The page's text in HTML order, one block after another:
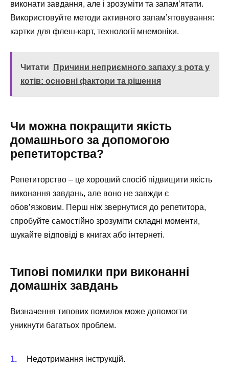
виконати завдання, але і зрозуміти та запам’ятати.
Використовуйте методи активного запам’ятовування:
картки для флеш-карт, технології мнемоніки.
Читати
Причини неприємного запаху з рота у
котів: основні фактори та рішення
Чи можна покращити якість
домашнього за допомогою
репетиторства?
Репетиторство – це хороший спосіб підвищити якість
виконання завдань, але воно не завжди є
обов’язковим. Перш ніж звернутися до репетитора,
спробуйте самостійно зрозуміти складні моменти,
шукайте відповіді в книгах або інтернеті.
Типові помилки при виконанні
домашніх завдань
Визначення типових помилок може допомогти
уникнути багатьох проблем.
Недотримання інструкцій.